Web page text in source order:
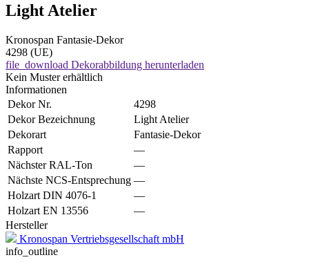
Light Atelier
Kronospan Fantasie-Dekor
4298 (UE)
file_download Dekorabbildung herunterladen
Kein Muster erhältlich
Informationen
Dekor Nr.
4298
Dekor Bezeichnung
Light Atelier
Dekorart
Fantasie-Dekor
Rapport
—
Nächster RAL-Ton
—
Nächste NCS-Entsprechung —
Holzart DIN 4076-1
—
Holzart EN 13556
—
Hersteller
Kronospan Vertriebsgesellschaft mbH
info_outline